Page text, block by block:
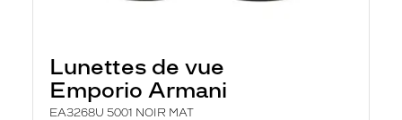
Lunettes de vue
Emporio Armani
EA3268U 5001 NOIR MAT